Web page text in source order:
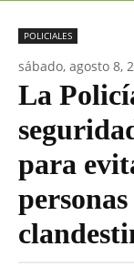
POLICIALES
sábado, agosto 8,
La
para